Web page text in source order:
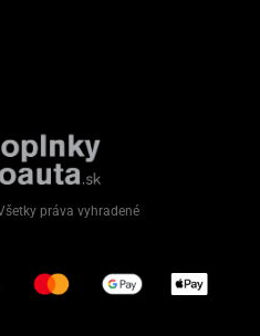
práva vyhradené